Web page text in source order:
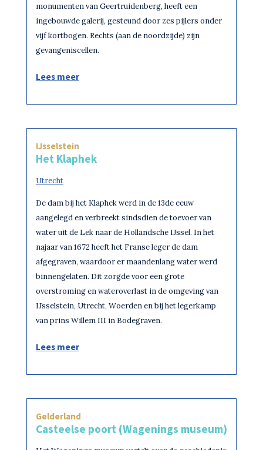
monumenten van Geertruidenberg, heeft een
ingebouwde galerij, gesteund door zes pijlers onder
vijf kortbogen. Rechts (aan de noordzijde) zijn
gevangeniscellen.
Lees meer
IJsselstein
Het Klaphek
Utrecht
De dam bij het Klaphek werd in de 13de eeuw
aangelegd en verbreekt sindsdien de toevoer van
water uit de Lek naar de Hollandsche IJssel. In het
najaar van 1672 heeft het Franse leger de dam
afgegraven, waardoor er maandenlang water werd
binnengelaten. Dit zorgde voor een grote
overstroming en wateroverlast in de omgeving van
IJsselstein, Utrecht, Woerden en bij het legerkamp
van prins Willem III in Bodegraven.
Lees meer
Gelderland
Casteelse poort (Wagenings museum)